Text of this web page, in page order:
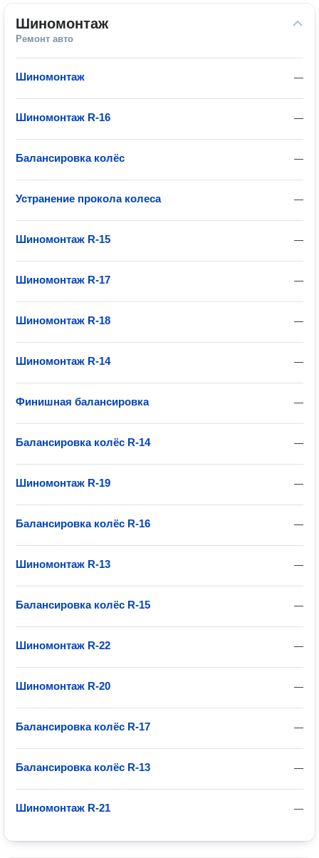
Шиномонтаж
Ремонт авто
—
Шиномонтаж
—
Шиномонтаж R-16
—
Балансировка колёс
—
Устранение прокола колеса
—
Шиномонтаж R-15
—
Шиномонтаж R-17
—
Шиномонтаж R-18
—
Шиномонтаж R-14
—
Финишная балансировка
—
Балансировка колёс R-14
—
Шиномонтаж R-19
—
Балансировка колёс R-16
—
Шиномонтаж R-13
—
Балансировка колёс R-15
—
Шиномонтаж R-22
—
Шиномонтаж R-20
—
Балансировка колёс R-17
—
Балансировка колёс R-13
—
Шиномонтаж R-21